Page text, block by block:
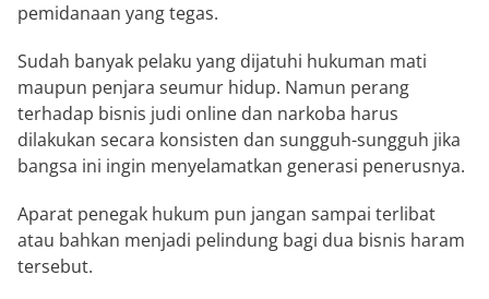
pemidanaan yang tegas.
Sudah banyak pelaku yang dijatuhi hukuman mati
maupun penjara seumur hidup. Namun perang
terhadap bisnis judi online dan narkoba harus
dilakukan secara konsisten dan sungguh-sungguh jika
bangsa ini ingin menyelamatkan generasi penerusnya.
Aparat penegak hukum pun jangan sampai terlibat
atau bahkan menjadi pelindung bagi dua bisnis haram
tersebut.